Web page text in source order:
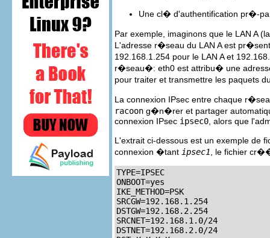
Une cl� d'authentification pr�-
Par exemple, imaginons que le LAN A
L'adresse r�seau du LAN A est
192.168.1.254 pour le LAN A et
r�seau�: eth0 est attribu� une
pour traiter et transmettre les paquets
La connexion IPsec entre chaque
racoon g�n�rer et partager
connexion IPsec ipsec0 , alors que
L'extrait ci-dessous est un exemple de
connexion �tant ipsec1 , le fichier
TYPE=IPSEC
ONBOOT=yes
IKE_METHOD=PSK
SRCGW=192.168.1.254
DSTGW=192.168.2.254
SRCNET=192.168.1.0/24
DSTNET=192.168.2.0/24